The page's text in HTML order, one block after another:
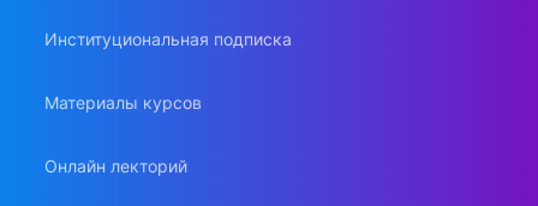
Институциональная подписка
Материалы курсов
Онлайн лекторий